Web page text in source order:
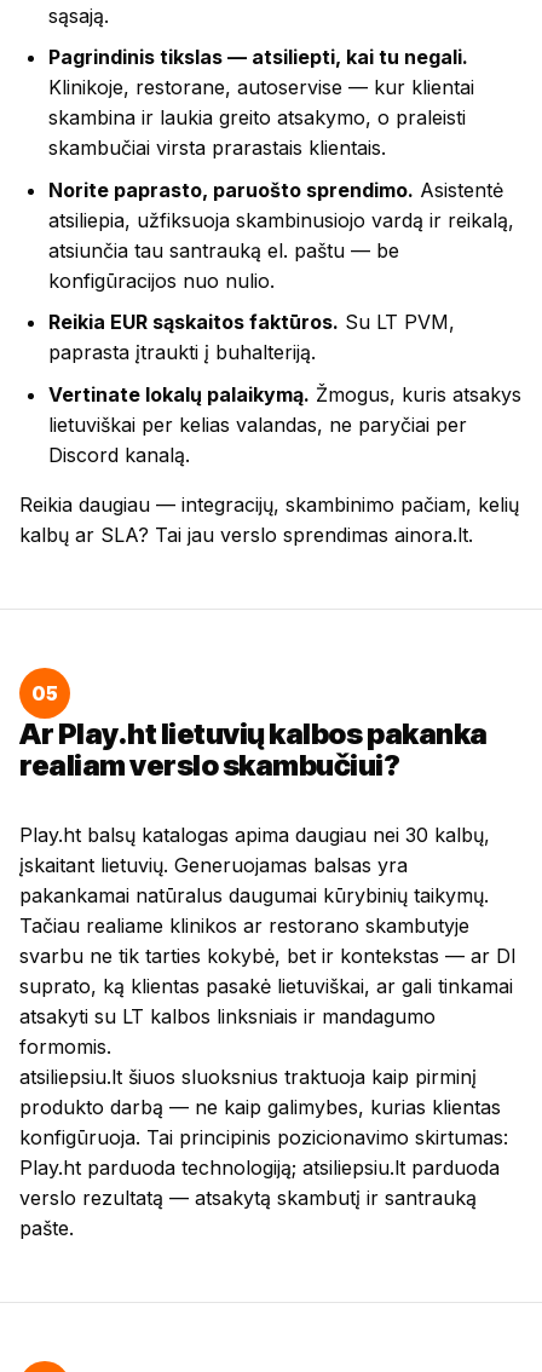
sąsają.
Pagrindinis tikslas — atsiliepti, kai tu negali.
Klinikoje, restorane, autoservise — kur klientai
skambina ir laukia greito atsakymo, o praleisti
skambučiai virsta prarastais klientais.
Norite paprasto, paruošto sprendimo. Asistentė
atsiliepia, užfiksuoja skambinusiojo vardą ir reikalą,
atsiunčia tau santrauką el. paštu — be
konfigūracijos nuo nulio.
Reikia EUR sąskaitos faktūros. Su LT PVM,
paprasta įtraukti į buhalteriją.
Vertinate lokalų palaikymą. Žmogus, kuris atsakys
lietuviškai per kelias valandas, ne paryčiai per
Discord kanalą.
Reikia daugiau — integracijų, skambinimo pačiam, kelių
kalbų ar SLA? Tai jau verslo sprendimas ainora.lt.
05
Ar Play.ht lietuvių kalbos pakanka
realiam verslo skambučiui?
Play.ht balsų katalogas apima daugiau nei 30 kalbų,
įskaitant lietuvių. Generuojamas balsas yra
pakankamai natūralus daugumai kūrybinių taikymų.
Tačiau realiame klinikos ar restorano skambutyje
svarbu ne tik tarties kokybė, bet ir kontekstas — ar DI
suprato, ką klientas pasakė lietuviškai, ar gali tinkamai
atsakyti su LT kalbos linksniais ir mandagumo
formomis.
atsiliepsiu.lt šiuos sluoksnius traktuoja kaip pirminį
produkto darbą — ne kaip galimybes, kurias klientas
konfigūruoja. Tai principinis pozicionavimo skirtumas:
Play.ht parduoda technologiją; atsiliepsiu.lt parduoda
verslo rezultatą — atsakytą skambutį ir santrauką
pašte.